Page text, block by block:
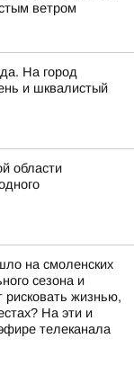
ветром
На город
и шквалистый
области
на смоленских
сезона и
жизнью,
На эти и
телеканала